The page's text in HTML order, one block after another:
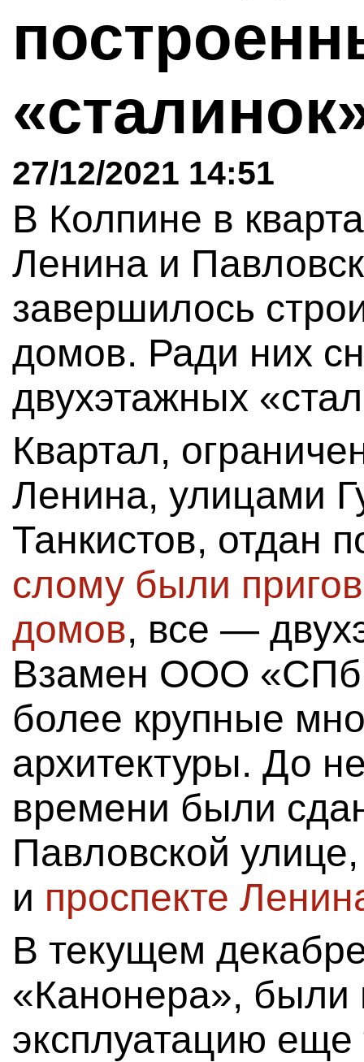
27/12/2021 14:51
В Колпине в
Ленина и
завершилось
домов. Ради них
двухэтажных
Квартал,
Ленина, улицами
Танкистов, отдан
слому были
домов, все —
Взамен ООО «СПб
более крупные
архитектуры. До
времени были
Павловской
и проспекте
В текущем
«Канонера», были
эксплуатацию